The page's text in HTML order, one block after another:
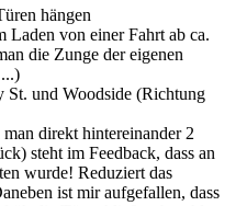
hängen
Laden von einer Fahrt ab ca.
die Zunge der eigenen
und Woodside (Richtung
direkt hintereinander 2
steht im Feedback, dass an
wurde! Reduziert das
ist mir aufgefallen, dass